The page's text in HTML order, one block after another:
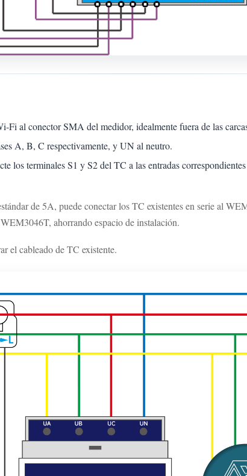
Fi al conector SMA del medidor, idealmente fuera de las
A, B, C respectivamente, y UN al neutro.
los terminales S1 y S2 del TC a las entradas
de 5A, puede conectar los TC existentes en serie al
ahorrando espacio de instalación.
el cableado de TC existente.